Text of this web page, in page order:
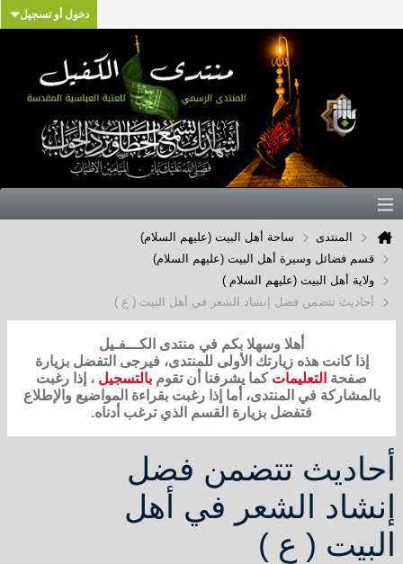
دخول أو تسجيل
المنتدى
ساحة أهل البيت (عليهم السلام)
قسم فضائل وسيرة أهل البيت (عليهم السلام)
ولاية أهل البيت (عليهم السلام )
أحاديث تتضمن فضل إنشاد الشعر في أهل البيت ( ع )
أهلا وسهلا بكم في منتدى الكـــفـيل
إذا كانت هذه زيارتك الأولى للمنتدى، فيرجى التفضل بزيارة
صفحة التعليمات كما يشرفنا أن تقوم بالتسجيل ، إذا رغبت
بالمشاركة في المنتدى، أما إذا رغبت بقراءة المواضيع والإطلاع
فتفضل بزيارة القسم الذي ترغب أدناه.
أحاديث تتضمن فضل
إنشاد الشعر في أهل
البيت ( ع )